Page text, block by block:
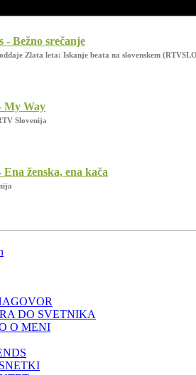
- Bežno srečanje
Zlata leta: Iskanje beata na slovenskem
My Way
Slovenija
Ena ženska, ena kača
Slovenija
Litostroj - Čas počitnic
koncerti ljubljanskih godb
DO SVETNIKA
O MENI